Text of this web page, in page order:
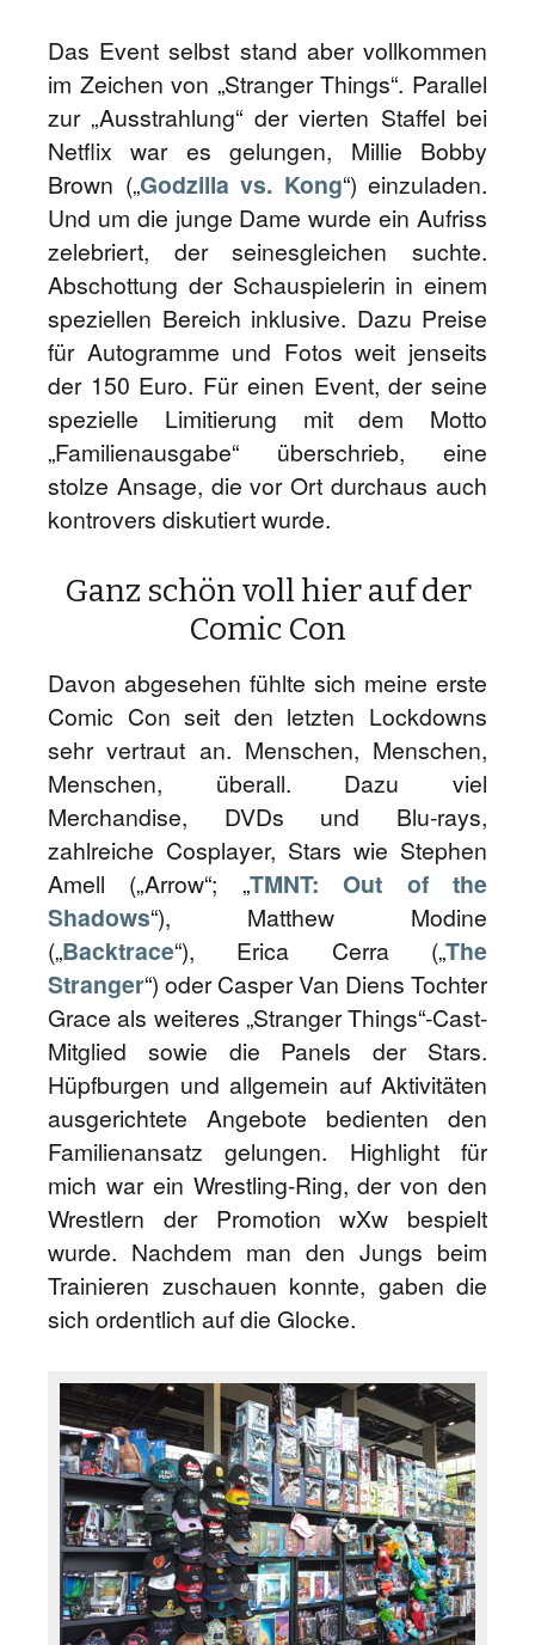
Das Event selbst stand aber vollkommen
im Zeichen von „Stranger Things“. Parallel
zur „Ausstrahlung“ der vierten Staffel bei
Netflix war es gelungen, Millie Bobby
Brown („Godzilla vs. Kong“) einzuladen.
Und um die junge Dame wurde ein Aufriss
zelebriert, der seinesgleichen suchte.
Abschottung der Schauspielerin in einem
speziellen Bereich inklusive. Dazu Preise
für Autogramme und Fotos weit jenseits
der 150 Euro. Für einen Event, der seine
spezielle Limitierung mit dem Motto
„Familienausgabe“ überschrieb, eine
stolze Ansage, die vor Ort durchaus auch
kontrovers diskutiert wurde.
Ganz schön voll hier auf der
Comic Con
Davon abgesehen fühlte sich meine erste
Comic Con seit den letzten Lockdowns
sehr vertraut an. Menschen, Menschen,
Menschen, überall. Dazu viel
Merchandise, DVDs und Blu-rays,
zahlreiche Cosplayer, Stars wie Stephen
Amell („Arrow“; „TMNT: Out of the
Shadows“), Matthew Modine
(„Backtrace“), Erica Cerra („The
Stranger“) oder Casper Van Diens Tochter
Grace als weiteres „Stranger Things“-Cast-
Mitglied sowie die Panels der Stars.
Hüpfburgen und allgemein auf Aktivitäten
ausgerichtete Angebote bedienten den
Familienansatz gelungen. Highlight für
mich war ein Wrestling-Ring, der von den
Wrestlern der Promotion wXw bespielt
wurde. Nachdem man den Jungs beim
Trainieren zuschauen konnte, gaben die
sich ordentlich auf die Glocke.